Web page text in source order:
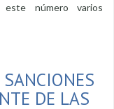
número varios
DE LAS